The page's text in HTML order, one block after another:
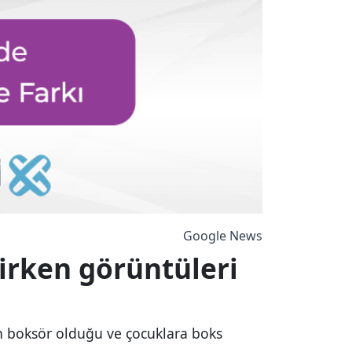
Google News
görüntüleri
boksör olduğu ve çocuklara boks